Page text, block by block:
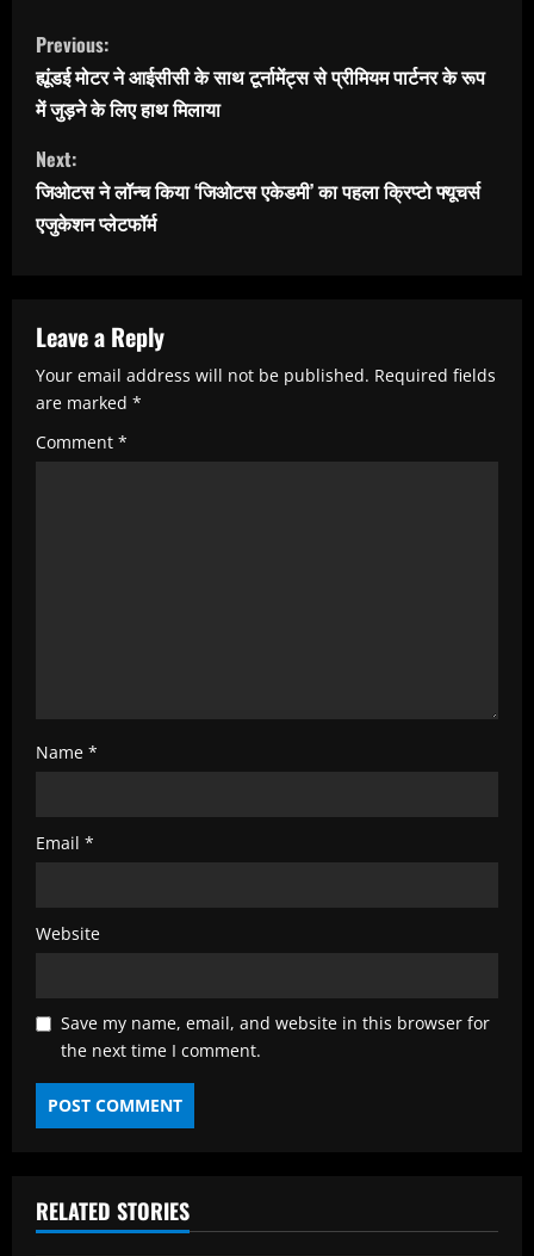
C
o
n
t
i
n
R
e
a
d
Previous:
ह्यूंडई मोटर ने आईसीसी के साथ टूर्नामेंट्स से प्रीमियम पार्टनर के रूप
में जुड़ने के लिए हाथ मिलाया
Next:
जिओटस ने लॉन्च किया ‘जिओटस एकेडमी’ का पहला क्रिप्टो फ्यूचर्स
एजुकेशन प्लेटफॉर्म
Leave a Reply
Your email address will not be published. Required fields
are marked *
Comment *
Name *
Email *
Website
Save my name, email, and website in this browser for
the next time I comment.
RELATED STORIES